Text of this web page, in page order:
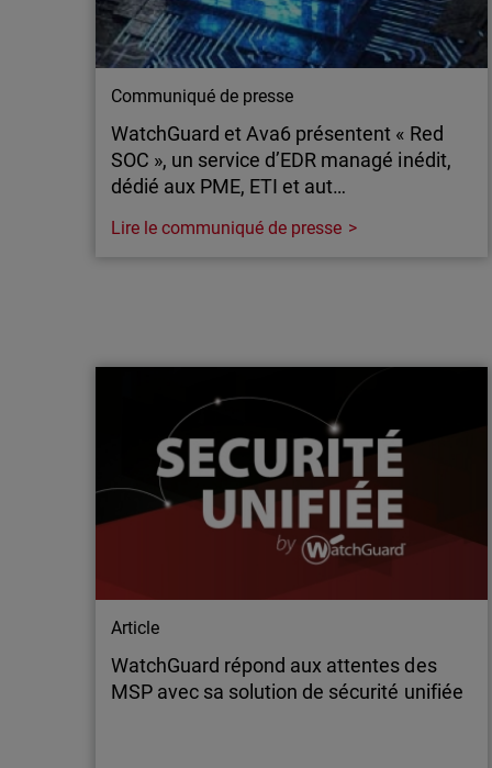
sécurité des applications, élargissant ainsi
son accès aux capacités avancées d’OpenAI
et d’Anthropic…
Communiqué de presse
WatchGuard et Ava6 présentent « Red
SOC », un service d’EDR managé inédit,
dédié aux PME, ETI et aut…
Red SOC : Rendre le SOC endpoint et l’EDR
managé accessibles au plus grand nombre
d’entreprises et de collectivités
Lire le communiqué de presse
Article
WatchGuard répond aux attentes des
MSP avec sa solution de sécurité unifiée